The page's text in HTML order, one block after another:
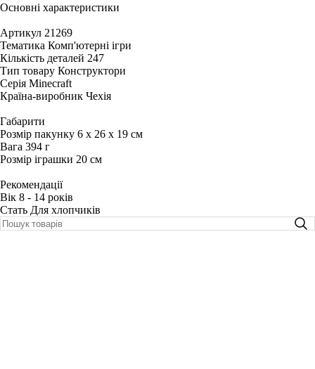
Основні характеристики
Артикул 21269
Тематика Комп'ютерні ігри
Кількість деталей 247
Тип товару Конструктори
Серія Minecraft
Країна-виробник Чехія
Габарити
Розмір пакунку 6 x 26 x 19 см
Вага 394 г
Розмір іграшки 20 см
Рекомендації
Вік 8 - 14 років
Стать Для хлопчиків